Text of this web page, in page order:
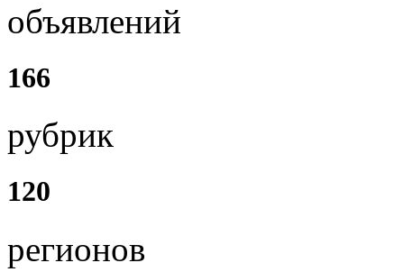
объявлений
166
рубрик
120
регионов